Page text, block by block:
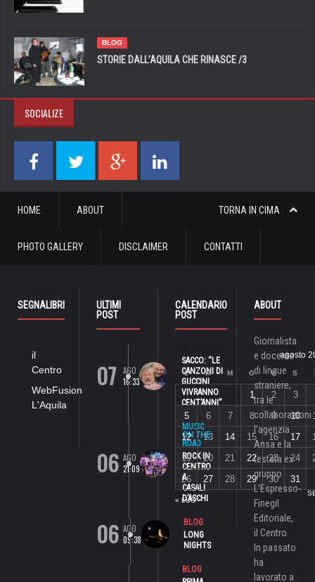
BLOG
STORIE DALL’AQUILA CHE RINASCE /3
SOCIALIZE
TORNA IN CIMA
HOME ABOUT
PHOTO GALLERY DISCLAIMER CONTATTI
SEGNALIBRI
il
Centro
WebFusion
L'Aquila
ULTIMI
POST
07
AGO
16:33
SACCO: “LE
CANZONI DI
GUCCINI
VIVRANNO
CENT’ANNI”
06 AGO
21:09
MUSIC
ON THE
ROAD
ROCK IN
CENTRO
A
CASALI
D’ASCHI
06 AGO
09:38
BLOG
LONG
NIGHTS
BLOG
CALENDARIO
POST
agosto
L M M G V S
« LUG
1 2 3
5
6 7 8 9 10
12
13 14 15 16 17
19
20 21 22 23 24
26
27 28 29 30 31
ABOUT
Giornalista
e docente
di lingue
straniere,
tra le
collaborazioni
l’agenzia
Ansa e la
testata ex
gruppo
L’Espresso-
Finegil
Editoriale,
il Centro.
In passato
ha
lavorato a